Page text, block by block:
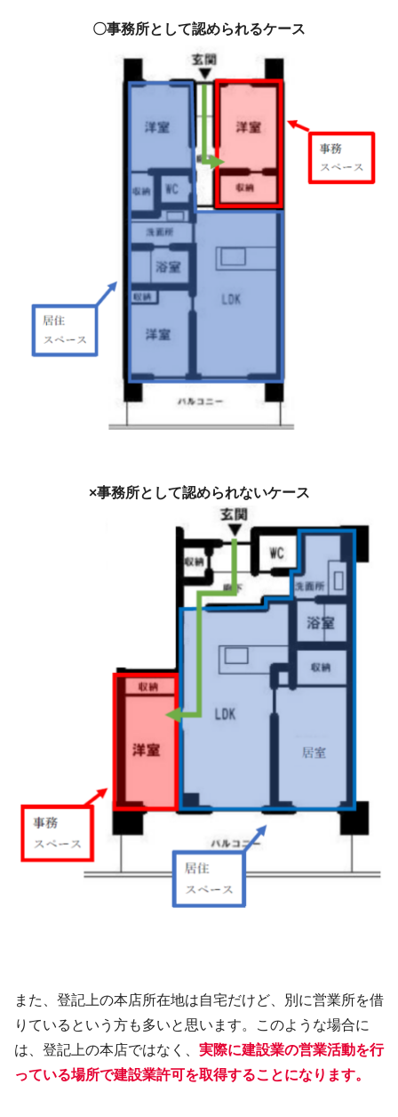
〇事務所として認められるケース
×事務所として認められないケース
また、登記上の本店所在地は自宅だけど、別に営業所を借
りているという方も多いと思います。このような場合に
は、登記上の本店ではなく、 実際に建設業の営業活動を行
っている場所で建設業許可を取得することになります。